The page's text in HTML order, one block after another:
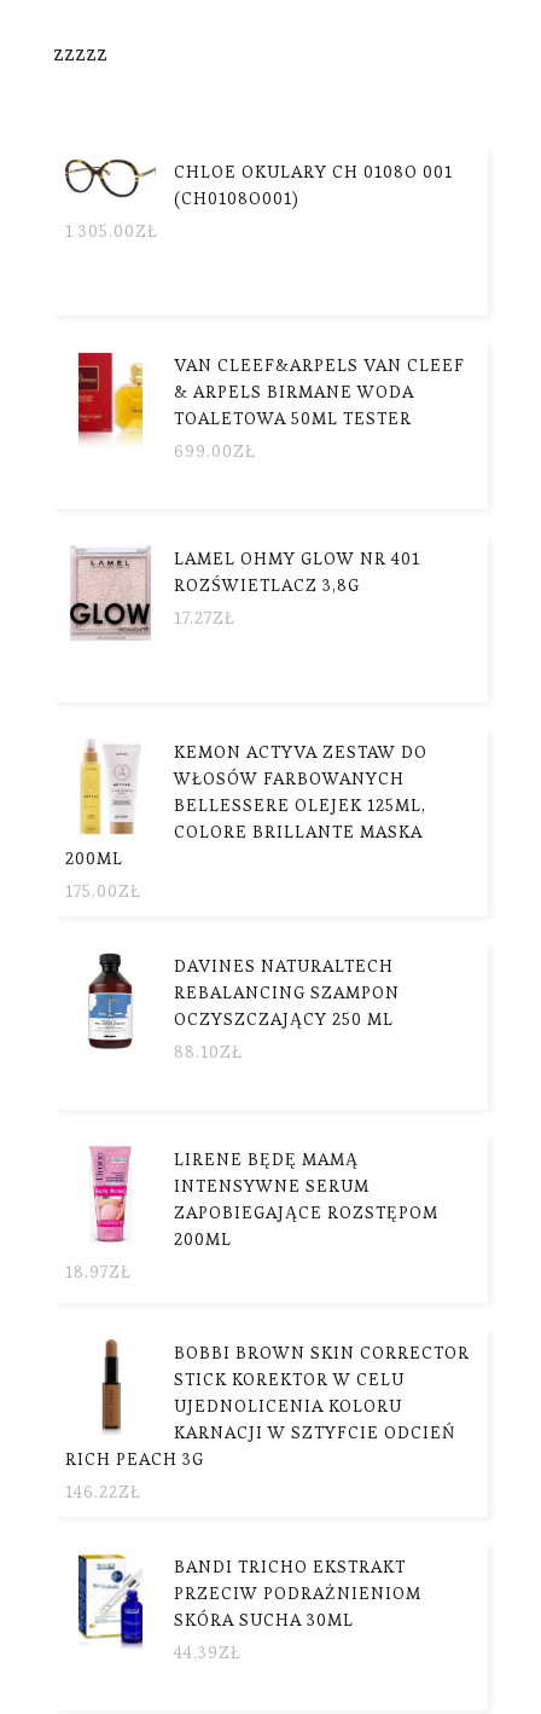
zzzzz
CHLOE OKULARY CH 0108O 001
(CH0108O001)
1 305.00ZŁ
VAN CLEEF&ARPELS VAN CLEEF
& ARPELS BIRMANE WODA
TOALETOWA 50ML TESTER
699.00ZŁ
LAMEL OHMY GLOW NR 401
ROZŚWIETLACZ 3,8G
17.27ZŁ
KEMON ACTYVA ZESTAW DO
WŁOSÓW FARBOWANYCH
BELLESSERE OLEJEK 125ML,
COLORE BRILLANTE MASKA
200ML
175.00ZŁ
DAVINES NATURALTECH
REBALANCING SZAMPON
OCZYSZCZAJĄCY 250 ML
88.10ZŁ
LIRENE BĘDĘ MAMĄ
INTENSYWNE SERUM
ZAPOBIEGAJĄCE ROZSTĘPOM
200ML
18.97ZŁ
BOBBI BROWN SKIN CORRECTOR
STICK KOREKTOR W CELU
UJEDNOLICENIA KOLORU
KARNACJI W SZTYFCIE ODCIEŃ
RICH PEACH 3G
146.22ZŁ
BANDI TRICHO EKSTRAKT
PRZECIW PODRAŻNIENIOM
SKÓRA SUCHA 30ML
44.39ZŁ